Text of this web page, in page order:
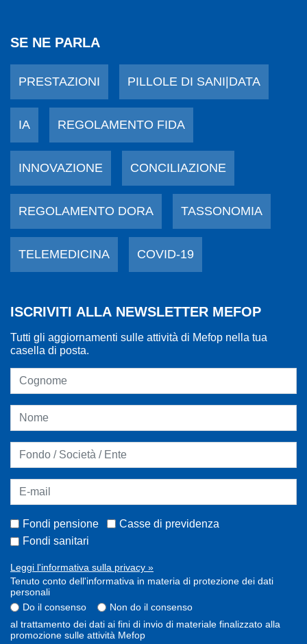
SE NE PARLA
PRESTAZIONI PILLOLE DI SANI|DATA
IA REGOLAMENTO FIDA
INNOVAZIONE CONCILIAZIONE
REGOLAMENTO DORA TASSONOMIA
TELEMEDICINA COVID-19
ISCRIVITI ALLA NEWSLETTER MEFOP
Tutti gli aggiornamenti sulle attività di Mefop nella tua
casella di posta.
Fondi pensione
Casse di previdenza
Fondi sanitari
Leggi l'informativa sulla privacy »
Tenuto conto dell'informativa in materia di protezione dei dati
personali
Do il consenso
Non do il consenso
al trattamento dei dati ai fini di invio di materiale finalizzato alla
promozione sulle attività Mefop